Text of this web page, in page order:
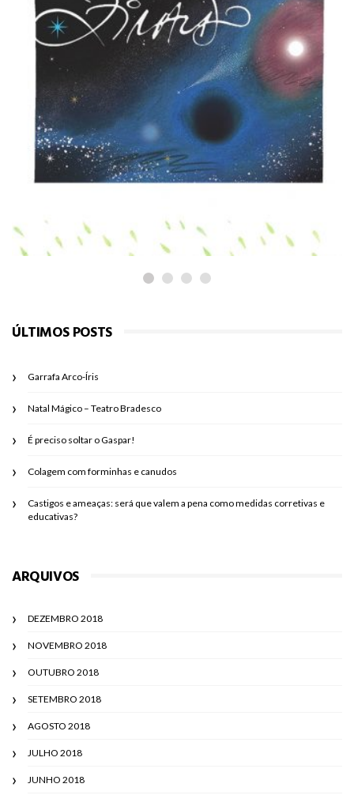
PARA PASSEAR
ÚLTIMOS POSTS
Garrafa Arco-Íris
Natal Mágico – Teatro Bradesco
É preciso soltar o Gaspar!
Colagem com forminhas e canudos
Castigos e ameaças: será que valem a pena como medidas corretivas e
educativas?
ARQUIVOS
DEZEMBRO 2018
NOVEMBRO 2018
OUTUBRO 2018
SETEMBRO 2018
AGOSTO 2018
JULHO 2018
JUNHO 2018